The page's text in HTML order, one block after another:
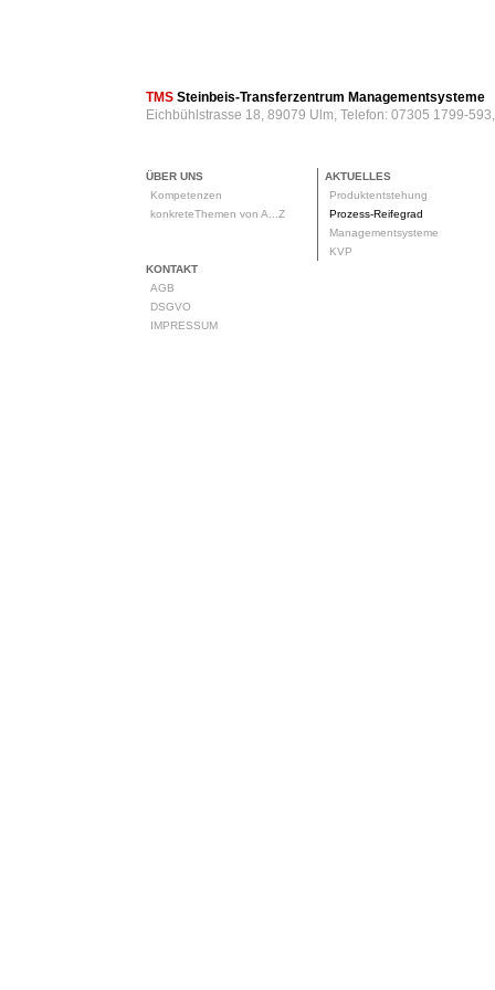
TMS Steinbeis-Transferzentrum Managementsysteme
Eichbühlstrasse 18, 89079 Ulm, Telefon: 07305 1799-
ÜBER UNS
Kompetenzen
konkreteThemen von A...Z
AKTUELLES
Produktentstehung
Prozess-Reifegrad
Managementsysteme
KVP
KONTAKT
AGB
DSGVO
IMPRESSUM